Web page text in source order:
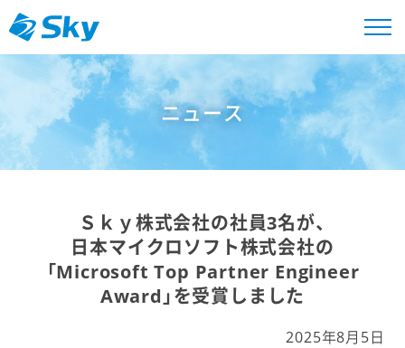
ニュース
Ｓｋｙ株式会社の社員3名が、
日本マイクロソフト株式会社の
「Microsoft Top Partner Engineer
Award」を受賞しました
2025年8月5日